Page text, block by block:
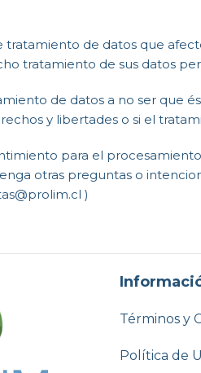
tratamiento de datos que
tratamiento de sus datos
de datos a no ser que
y libertades o si el
para el
otras preguntas o
)
Términos y
Política de